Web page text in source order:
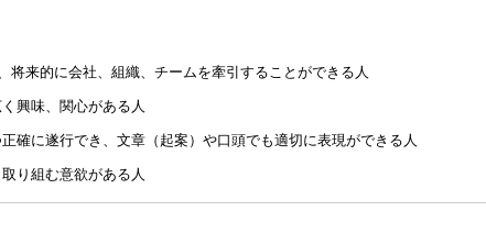
将来的に会社、組織、チームを牽引することができる人
興味、関心がある人
確に遂行でき、文章（起案）や口頭でも適切に表現ができる人
り組む意欲がある人